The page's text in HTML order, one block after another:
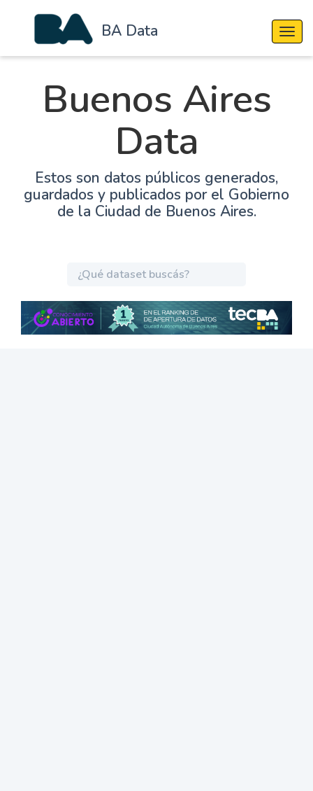
BA Data
Buenos Aires
Data
Estos son datos públicos generados,
guardados y publicados por el Gobierno
de la Ciudad de Buenos Aires.